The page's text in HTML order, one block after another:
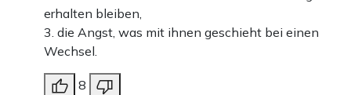
erhalten bleiben,
3. die Angst, was mit ihnen geschieht bei einen
Wechsel.
8